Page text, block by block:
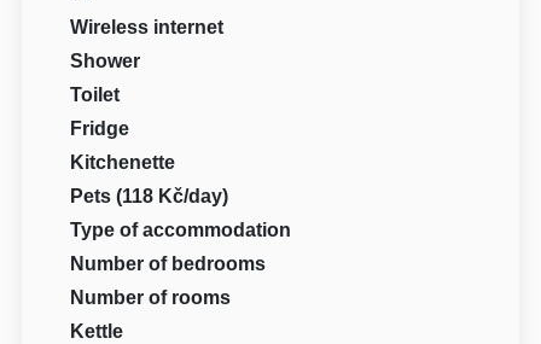
Wireless internet
Shower
Toilet
Fridge
Kitchenette
Pets (118 Kč/day)
Type of accommodation
Number of bedrooms
Number of rooms
Kettle